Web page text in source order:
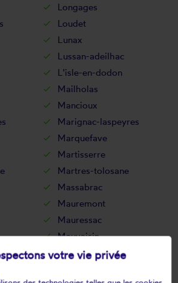
Longages
Loudet
Lunax
Lussan-adeilhac
L'isle-en-dodon
Mailholas
Mancioux
Marignac-laspeyres
Marquefave
Martisserre
Martres-tolosane
Massabrac
Mauremont
Mauressac
Mauvaisin
Mayrègne
votre vie privée